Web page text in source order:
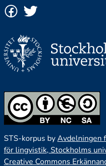
STS-korpus byAvdelningen
för lingvistik, Stockholms
Creative Commons